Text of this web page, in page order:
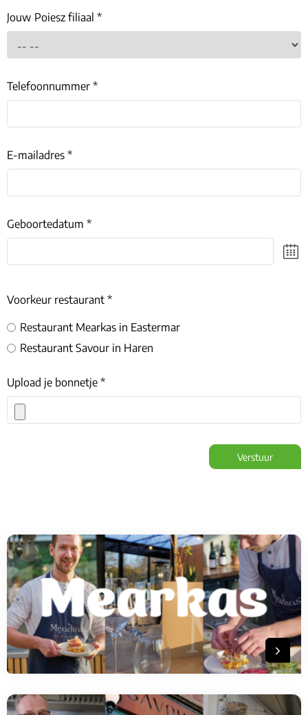
Jouw Poiesz filiaal *
Telefoonnummer *
E-mailadres *
Geboortedatum *
Voorkeur restaurant *
Restaurant Mearkas in Eastermar
Restaurant Savour in Haren
Upload je bonnetje *
Verstuur